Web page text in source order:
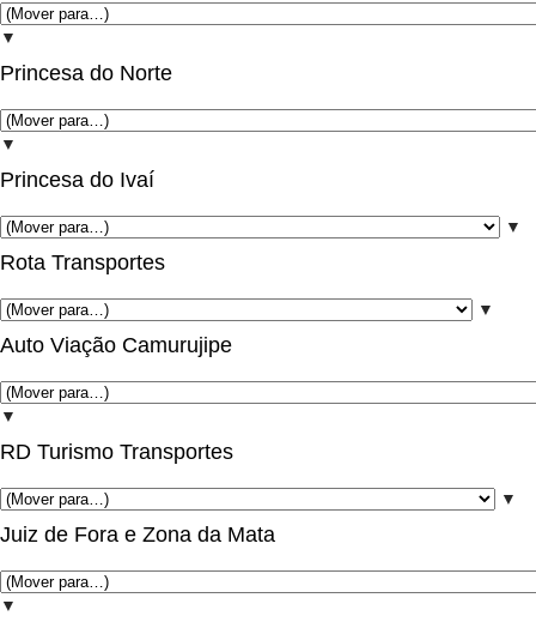
▼
Princesa do Norte
▼
Princesa do Ivaí
▼
Rota Transportes
▼
Auto Viação Camurujipe
▼
RD Turismo Transportes
▼
Juiz de Fora e Zona da Mata
▼